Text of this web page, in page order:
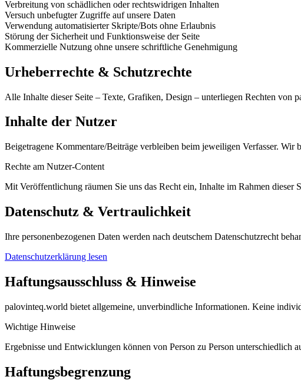
Verbreitung von schädlichen oder rechtswidrigen Inhalten
Versuch unbefugter Zugriffe auf unsere Daten
Verwendung automatisierter Skripte/Bots ohne Erlaubnis
Störung der Sicherheit und Funktionsweise der Seite
Kommerzielle Nutzung ohne unsere schriftliche Genehmigung
Urheberrechte & Schutzrechte
Alle Inhalte dieser Seite – Texte, Grafiken, Design – unterliegen Rechten
Inhalte der Nutzer
Beigetragene Kommentare/Beiträge verbleiben beim jeweiligen Verfasser. Wir
Rechte am Nutzer-Content
Mit Veröffentlichung räumen Sie uns das Recht ein, Inhalte im Rahmen dieser
Datenschutz & Vertraulichkeit
Ihre personenbezogenen Daten werden nach deutschem Datenschutzrecht
Datenschutzerklärung lesen
Haftungsausschluss & Hinweise
palovinteq.world bietet allgemeine, unverbindliche Informationen. Keine
Wichtige Hinweise
Ergebnisse und Entwicklungen können von Person zu Person
Haftungsbegrenzung